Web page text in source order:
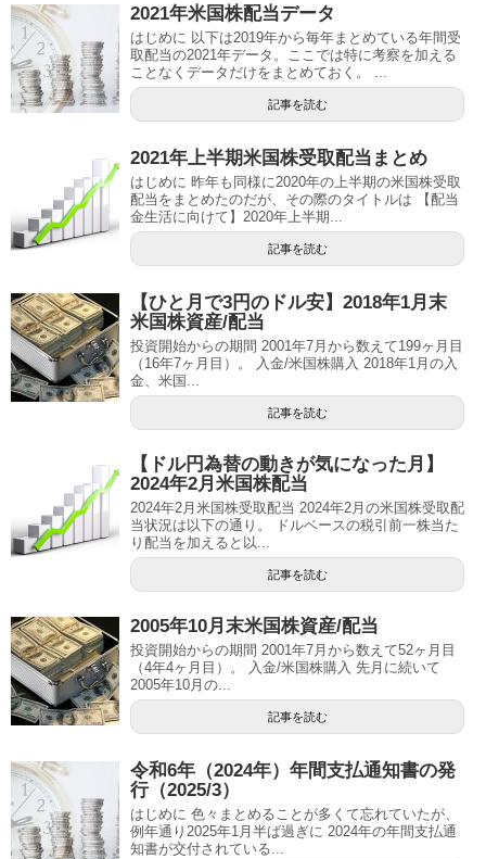
2021年米国株配当データ
はじめに 以下は2019年から毎年まとめている年間受
取配当の2021年データ。ここでは特に考察を加える
ことなくデータだけをまとめておく。 ...
記事を読む
2021年上半期米国株受取配当まとめ
はじめに 昨年も同様に2020年の上半期の米国株受取
配当をまとめたのだが、その際のタイトルは 【配当
金生活に向けて】2020年上半期...
記事を読む
【ひと月で3円のドル安】2018年1月末
米国株資産/配当
投資開始からの期間 2001年7月から数えて199ヶ月目
（16年7ヶ月目）。 入金/米国株購入 2018年1月の入
金、米国...
記事を読む
【ドル円為替の動きが気になった月】
2024年2月米国株配当
2024年2月米国株受取配当 2024年2月の米国株受取配
当状況は以下の通り。 ドルベースの税引前一株当た
り配当を加えると以...
記事を読む
2005年10月末米国株資産/配当
投資開始からの期間 2001年7月から数えて52ヶ月目
（4年4ヶ月目）。 入金/米国株購入 先月に続いて
2005年10月の...
記事を読む
令和6年（2024年）年間支払通知書の発
行（2025/3）
はじめに 色々まとめることが多くて忘れていたが、
例年通り2025年1月半ば過ぎに 2024年の年間支払通
知書が交付されている...